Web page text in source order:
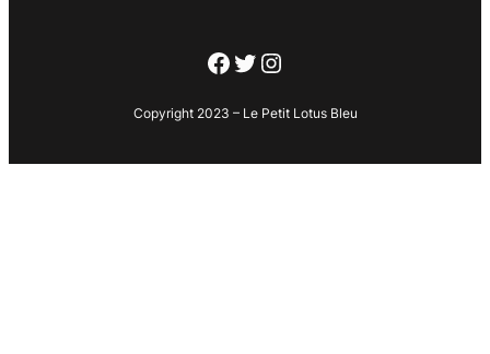
Facebook
Twitter
Instagram
Copyright 2023 – Le Petit Lotus Bleu